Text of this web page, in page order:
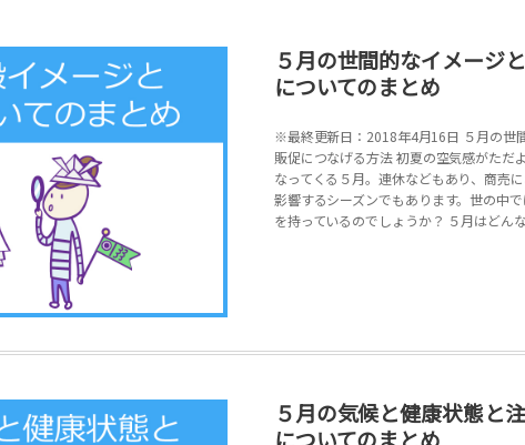
５月の世間的なイメージ
についてのまとめ
※最終更新日：2018年4月16日 ５月の世
販促につなげる方法 初夏の空気感がただ
なってくる５月。連休などもあり、商売
影響するシーズンでもあります。世の中
を持っているのでしょうか？ ５月はどん
５月の気候と健康状態と
についてのまとめ